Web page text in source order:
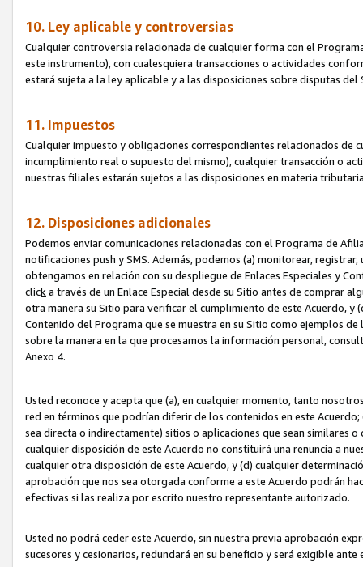
10. Ley aplicable y controversias
Cualquier controversia relacionada de cualquier forma con el
este instrumento), con cualesquiera transacciones o actividades
estará sujeta a la ley aplicable y a las disposiciones sobre disputas
11. Impuestos
Cualquier impuesto y obligaciones correspondientes relacionados de
incumplimiento real o supuesto del mismo), cualquier transacción o
nuestras filiales estarán sujetos a las disposiciones en materia
12. Disposiciones adicionales
Podemos enviar comunicaciones relacionadas con el Programa de
notificaciones push y SMS. Además, podemos (a) monitorear,
obtengamos en relación con su despliegue de Enlaces Especiales y
clicka través de un Enlace Especial desde su Sitio antes de comprar
otra manera su Sitio para verificar el cumplimiento de este Acuerdo,
Contenido del Programa que se muestra en su Sitio como ejemplos
sobre la manera en la que procesamos la información personal,
Anexo 4.
Usted reconoce y acepta que (a), en cualquier momento, tanto
red en términos que podrían diferir de los contenidos en este
sea directa o indirectamente) sitios o aplicaciones que sean similares
cualquier disposición de este Acuerdo no constituirá una renuncia a
cualquier otra disposición de este Acuerdo, y (d) cualquier
aprobación que nos sea otorgada conforme a este Acuerdo podrán
efectivas si las realiza por escrito nuestro representante autorizado.
Usted no podrá ceder este Acuerdo, sin nuestra previa aprobación
sucesores y cesionarios, redundará en su beneficio y será exigible